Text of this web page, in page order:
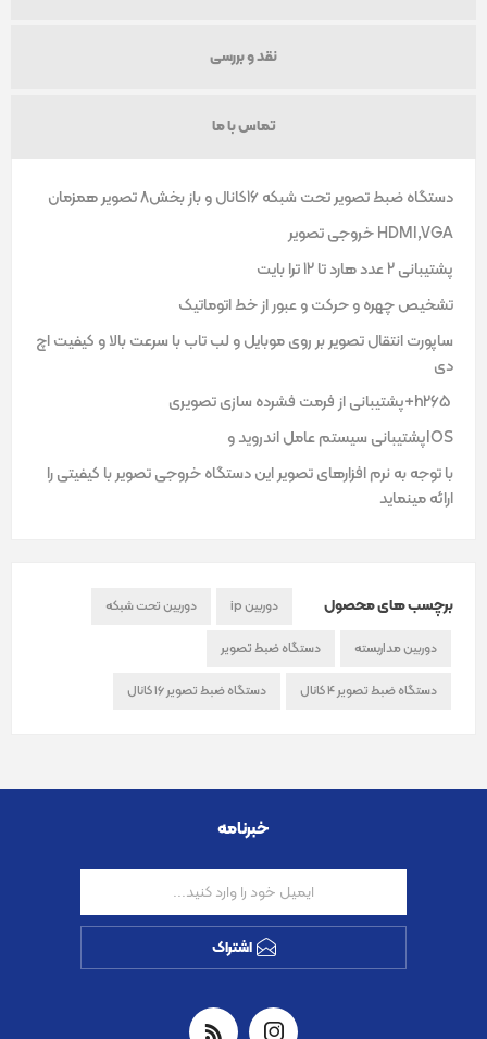
نقد و بررسی
تماس با ما
دستگاه ضبط تصویر تحت شبکه 16کانال و باز بخش8 تصویر همزمان
HDMI,VGA خروجی تصویر
پشتیبانی 2 عدد هارد تا 12 ترا بایت
تشخیص چهره و حرکت و عبور از خط اتوماتیک
ساپورت انتقال تصویر بر روی موبایل و لب تاب با سرعت بالا و کیفیت اچ
دی
IOSپشتیبانی سیستم عامل اندروید و
با توجه به نرم افزارهای تصویر این دستگاه خروجی تصویر با کیفیتی را
ارائه مینماید
برچسب های محصول دوربین ip دوربین تحت شبکه
دوربین مداربسته دستگاه ضبط تصویر
دستگاه ضبط تصویر 4 کانال دستگاه ضبط تصویر 16 کانال
خبرنامه
اشتراک